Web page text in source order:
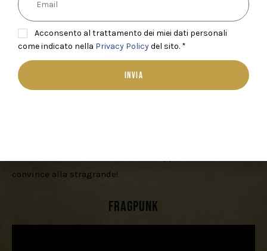
Lo aspettavamo, ma in realtÃ  non ci speravamo troppo,
convince alla stragrande!
Fragpunk
Acconsento al trattamento dei miei dati personali
come indicato nella Privacy Policydel sito. *
INVIA